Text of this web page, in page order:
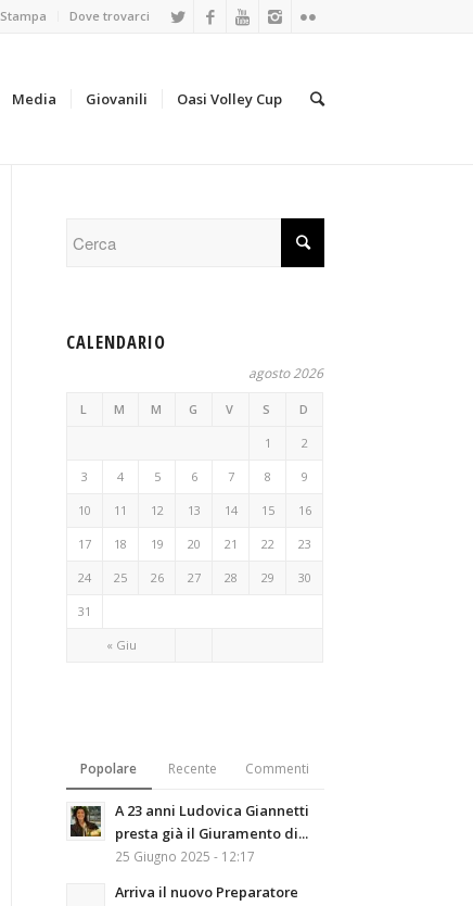
Stampa Dove trovarci
Media Giovanili Oasi Volley Cup
CALENDARIO
agosto 2026
L M M G V S D
« Giu
1 2
3 4 5 6 7 8 9
10 11 12 13 14 15 16
17 18 19 20 21 22 23
24 25 26 27 28 29 30
31
Popolare Recente Commenti
A 23 anni Ludovica Giannetti
presta già il Giuramento di...
25 Giugno 2025 - 12:17
Arriva il nuovo Preparatore